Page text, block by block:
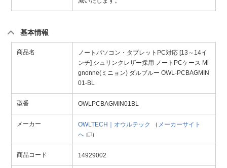
基本情報
商品名
ノートパソコン・タブレットPC対応 [13～14イ
ンチ] シュリンクレザー採用 ノートPCケース Mi
gnonne(ミニョン) ダルブルー OWL-PCBAGMIN
01-BL
型番 OWLPCBAGMIN01BL
メーカー OWLTECH｜オウルテック （ メーカーサイト
へ
）
商品コード 14929002